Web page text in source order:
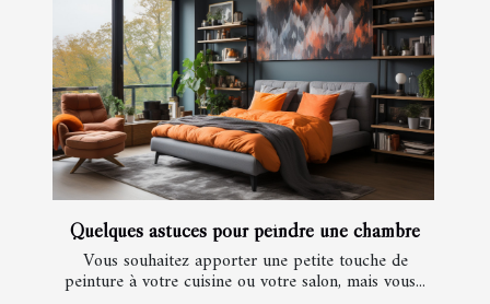
Quelques astuces pour peindre une chambre
Vous souhaitez apporter une petite touche de
peinture à votre cuisine ou votre salon, mais vous...